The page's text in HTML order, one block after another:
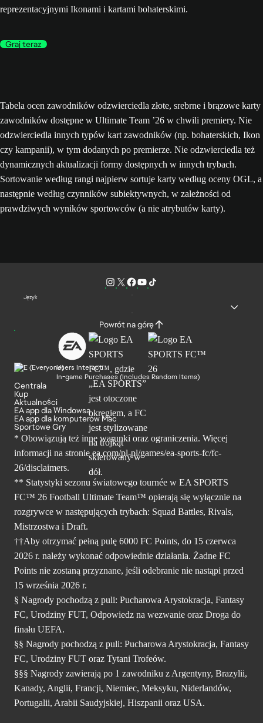
reprezentacyjnymi Ikonami i kartami bohaterskimi.
Graj teraz
Tabela ocen zawodników odzwierciedla złote, srebrne i brązowe karty
zawodników dostępne w Ultimate Team ’26 w chwili premiery. Nie
odzwierciedla innych typów kart zawodników (np. bohaterskich, Ikon
czy kampanii), w tym dodanych po premierze. Nie odzwierciedla też
dynamicznych aktualizacji formy dostępnych w innych trybach.
Sortowanie według rangi najpierw sortuje karty według oceny OGL, a
następnie według czynników subiektywnych, w zależności od
prawdziwych wyników sportowców (a nie atrybutów karty).
Język
Powrót na górę
Users Interact
In-game Purchases (Includes Random Items)
Centrala
Kup
Aktualności
EA app dla Windowsa
EA app dla komputerów Mac
Sportowe Gry
* Obowiązują też inne warunki oraz ograniczenia. Więcej
informacji na stronie ea.com/pl-pl/games/ea-sports-fc/fc-
26/disclaimers.
** Statystyki sezonu światowego tournée w EA SPORTS
FC™ 26 Football Ultimate Team™ opierają się wyłącznie na
rozgrywce w następujących trybach: Squad Battles, Rivals,
Mistrzostwa i Draft.
††Aby otrzymać pełną pulę 6000 FC Points, do 15 czerwca
2026 r. należy wykonać odpowiednie działania. Żadne FC
Points nie zostaną przyznane, jeśli odebranie nie nastąpi przed
15 września 2026 r.
§ Nagrody pochodzą z puli: Pucharowa Arystokracja, Fantasy
FC, Urodziny FUT, Odpowiedz na wezwanie oraz Droga do
finału UEFA.
§§ Nagrody pochodzą z puli: Pucharowa Arystokracja, Fantasy
FC, Urodziny FUT oraz Tytani Trofeów.
§§§ Nagrody zawierają po 1 zawodniku z Argentyny, Brazylii,
Kanady, Anglii, Francji, Niemiec, Meksyku, Niderlandów,
Portugalii, Arabii Saudyjskiej, Hiszpanii oraz USA.